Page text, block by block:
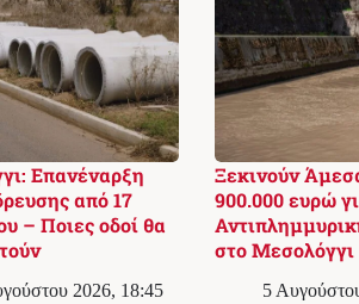
Επανέναρξη
από 17
– Ποιες οδοί θα
2026, 18:45
Ξεκινούν
900.000 ευρώ
στο Μεσολόγγι
5